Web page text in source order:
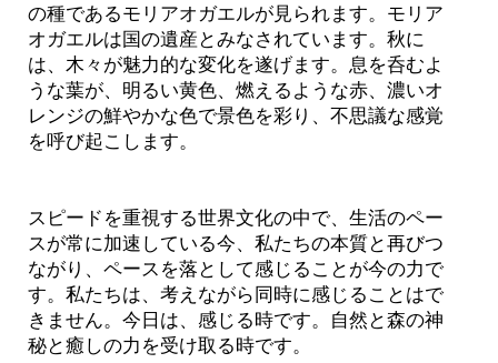
の種であるモリアオガエルが見られます。モリア
オガエルは国の遺産とみなされています。秋に
は、木々が魅力的な変化を遂げます。息を呑むよ
うな葉が、明るい黄色、燃えるような赤、濃いオ
レンジの鮮やかな色で景色を彩り、不思議な感覚
を呼び起こします。
スピードを重視する世界文化の中で、生活のペー
スが常に加速している今、私たちの本質と再びつ
ながり、ペースを落として感じることが今の力で
す。私たちは、考えながら同時に感じることはで
きません。今日は、感じる時です。自然と森の神
秘と癒しの力を受け取る時です。